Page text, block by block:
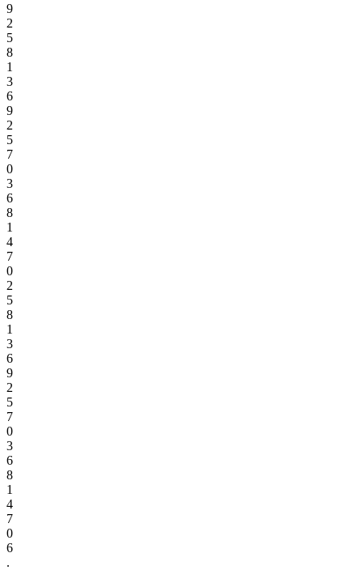
9
2
5
8
1
3
6
9
2
5
7
0
3
6
8
1
4
7
0
2
5
8
1
3
6
9
2
5
7
0
3
6
8
1
4
7
0
6
.